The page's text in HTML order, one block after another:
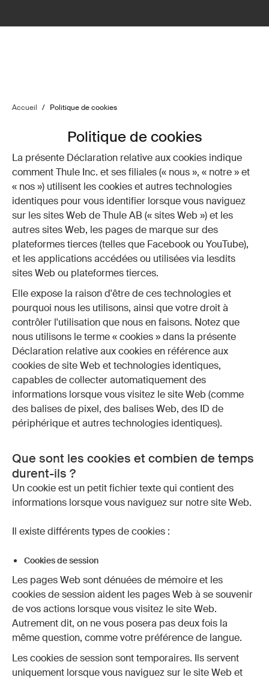
Accueil / Politique de cookies
Politique de cookies
La présente Déclaration relative aux cookies indique
comment Thule Inc. et ses filiales (« nous », « notre » et
« nos ») utilisent les cookies et autres technologies
identiques pour vous identifier lorsque vous naviguez
sur les sites Web de Thule AB (« sites Web ») et les
autres sites Web, les pages de marque sur des
plateformes tierces (telles que Facebook ou YouTube),
et les applications accédées ou utilisées via lesdits
sites Web ou plateformes tierces.
Elle expose la raison d'être de ces technologies et
pourquoi nous les utilisons, ainsi que votre droit à
contrôler l'utilisation que nous en faisons. Notez que
nous utilisons le terme « cookies » dans la présente
Déclaration relative aux cookies en référence aux
cookies de site Web et technologies identiques,
capables de collecter automatiquement des
informations lorsque vous visitez le site Web (comme
des balises de pixel, des balises Web, des ID de
périphérique et autres technologies identiques).
Que sont les cookies et combien de temps
durent-ils ?
Un cookie est un petit fichier texte qui contient des
informations lorsque vous naviguez sur notre site Web.
Il existe différents types de cookies :
Cookies de session
Les pages Web sont dénuées de mémoire et les
cookies de session aident les pages Web à se souvenir
de vos actions lorsque vous visitez le site Web.
Autrement dit, on ne vous posera pas deux fois la
même question, comme votre préférence de langue.
Les cookies de session sont temporaires. Ils servent
uniquement lorsque vous naviguez sur le site Web et